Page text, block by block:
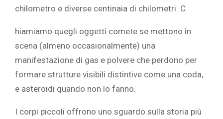
chilometro e diverse centinaia di chilometri. C
hiamiamo quegli oggetti comete se mettono in
scena (almeno occasionalmente) una
manifestazione di gas e polvere che perdono per
formare strutture visibili distintive come una coda,
e asteroidi quando non lo fanno.
I corpi piccoli offrono uno sguardo sulla storia più